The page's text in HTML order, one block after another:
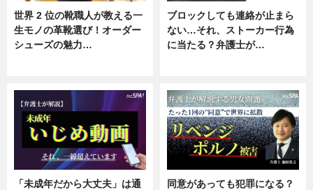
世界 2 位の靴職人が教える一
生モノの革靴選び！オーダー
シューズの魅力…
ブロックしても連絡が止まら
ない…それ、ストーカー行為
に当たる？弁護士が…
「未成年だから大丈夫」は通
同意があっても犯罪になる？